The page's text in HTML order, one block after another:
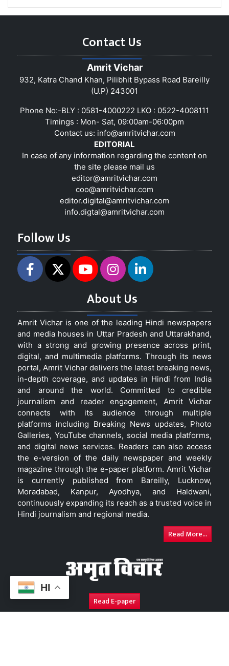
HI
Contact Us
Amrit Vichar
932, Katra Chand Khan, Pilibhit Bypass Road Bareilly
(U.P) 243001
Phone No:-BLY : 0581-4000222 LKO : 0522-4008111
Timings : Mon- Sat, 09:00am-06:00pm
Contact us: info@amritvichar.com
EDITORIAL
In case of any information regarding the content on
the site please mail us
editor@amritvichar.com
coo@amritvichar.com
editor.digital@amritvichar.com
info.digtal@amritvichar.com
Follow Us
About Us
Amrit Vichar is one of the leading Hindi newspapers
and media houses in Uttar Pradesh and Uttarakhand,
with a strong and growing presence across print,
digital, and multimedia platforms. Through its news
portal, Amrit Vichar delivers the latest breaking news,
in-depth coverage, and updates in Hindi from India
and around the world. Committed to credible
journalism and reader engagement, Amrit Vichar
connects with its audience through multiple
platforms including Breaking News updates, Photo
Galleries, YouTube channels, social media platforms,
and digital news services. Readers can also access
the e-version of the daily newspaper and weekly
magazine through the e-paper platform. Amrit Vichar
is currently published from Bareilly, Lucknow,
Moradabad, Kanpur, Ayodhya, and Haldwani,
continuously expanding its reach as a trusted voice in
Hindi journalism and regional media.
Read More...
Read E-paper